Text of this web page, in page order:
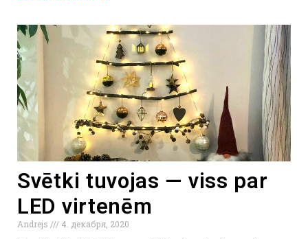
Svētki tuvojas — viss par
LED virtenēm
Andrejs
4. декабря, 2020